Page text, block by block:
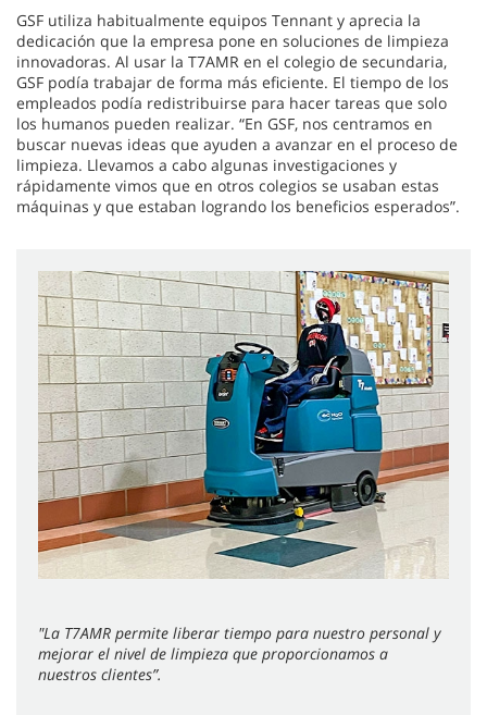
GSF utiliza habitualmente equipos Tennant y aprecia la
dedicación que la empresa pone en soluciones de limpieza
innovadoras. Al usar la T7AMR en el colegio de secundaria,
GSF podía trabajar de forma más eficiente. El tiempo de los
empleados podía redistribuirse para hacer tareas que solo
los humanos pueden realizar. “En GSF, nos centramos en
buscar nuevas ideas que ayuden a avanzar en el proceso de
limpieza. Llevamos a cabo algunas investigaciones y
rápidamente vimos que en otros colegios se usaban estas
máquinas y que estaban logrando los beneficios esperados”.
"La T7AMR permite liberar tiempo para nuestro personal y
mejorar el nivel de limpieza que proporcionamos a
nuestros clientes”.